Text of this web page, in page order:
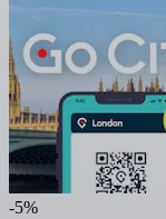
-5%